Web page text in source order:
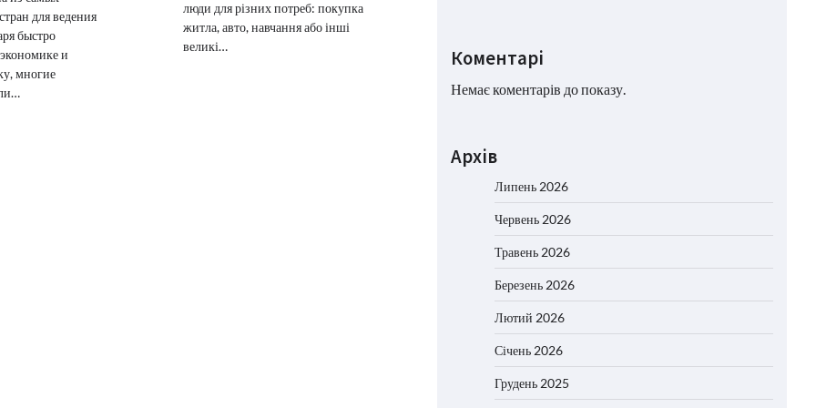
для ведения
быстро
и
многие
люди для різних потреб: покупка
житла, авто, навчання або інші
великі…
Коментарі
Немає коментарів до показу.
Архів
Липень 2026
Червень 2026
Травень 2026
Березень 2026
Лютий 2026
Січень 2026
Грудень 2025